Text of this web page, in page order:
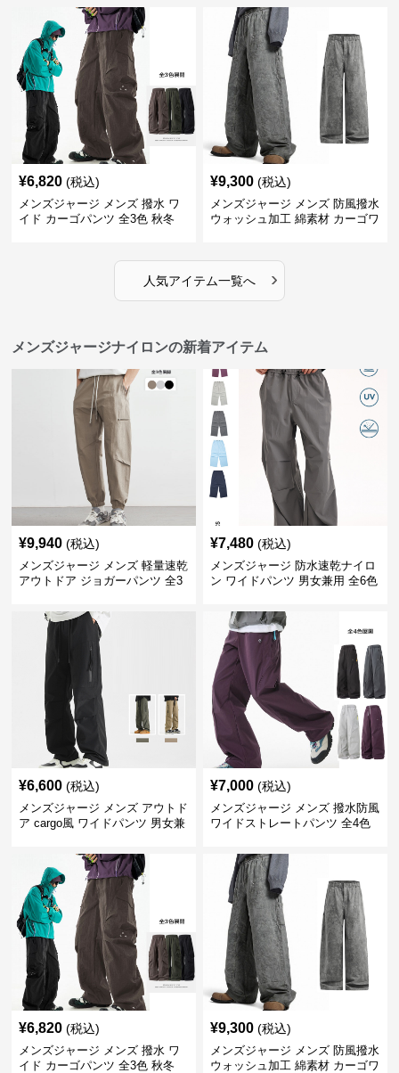
¥6,820 (税込)
メンズジャージ メンズ 撥水 ワ
イド カーゴパンツ 全3色 秋冬
¥9,300 (税込)
メンズジャージ メンズ 防風撥水
ウォッシュ加工 綿素材 カーゴワ
人気アイテム一覧へ ›
メンズジャージナイロンの新着アイテム
¥9,940 (税込)
メンズジャージ メンズ 軽量速乾
アウトドア ジョガーパンツ 全3
¥7,480 (税込)
メンズジャージ 防水速乾ナイロ
ン ワイドパンツ 男女兼用 全6色
¥6,600 (税込)
メンズジャージ メンズ アウトド
ア cargo風 ワイドパンツ 男女兼
¥7,000 (税込)
メンズジャージ メンズ 撥水防風
ワイドストレートパンツ 全4色
¥6,820 (税込)
メンズジャージ メンズ 撥水 ワ
イド カーゴパンツ 全3色 秋冬
¥9,300 (税込)
メンズジャージ メンズ 防風撥水
ウォッシュ加工 綿素材 カーゴワ